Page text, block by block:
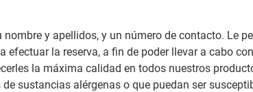
y apellidos, y un número de contacto. Le
la reserva, a fin de poder llevar a cabo
la máxima calidad en todos nuestros
sustancias alérgenas o que puedan ser